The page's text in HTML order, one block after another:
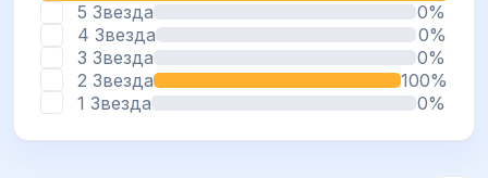
5 Звезда
0%
4 Звезда
0%
3 Звезда
0%
2 Звезда
100%
1 Звезда
0%